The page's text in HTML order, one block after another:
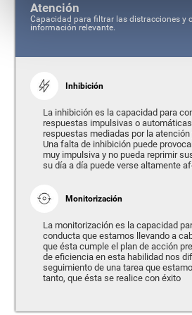
Atención
Capacidad para filtrar las distracciones y
información relevante.
Inhibición
La inhibición es la capacidad para
respuestas impulsivas o
respuestas mediadas por la atención
Una falta de inhibición puede
muy impulsiva y no pueda reprimir
su día a día puede verse altamente
Monitorización
La monitorización es la capacidad
conducta que estamos llevando a
que ésta cumple el plan de acción
de eficiencia en esta habilidad nos
seguimiento de una tarea que
tanto, que ésta se realice con éxito